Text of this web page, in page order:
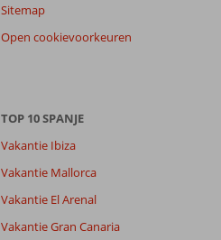
Sorteren op
Sitemap
Open cookievoorkeuren
TOP 10 SPANJE
Vakantie Ibiza
Vakantie Mallorca
Vakantie El Arenal
Vakantie Gran Canaria